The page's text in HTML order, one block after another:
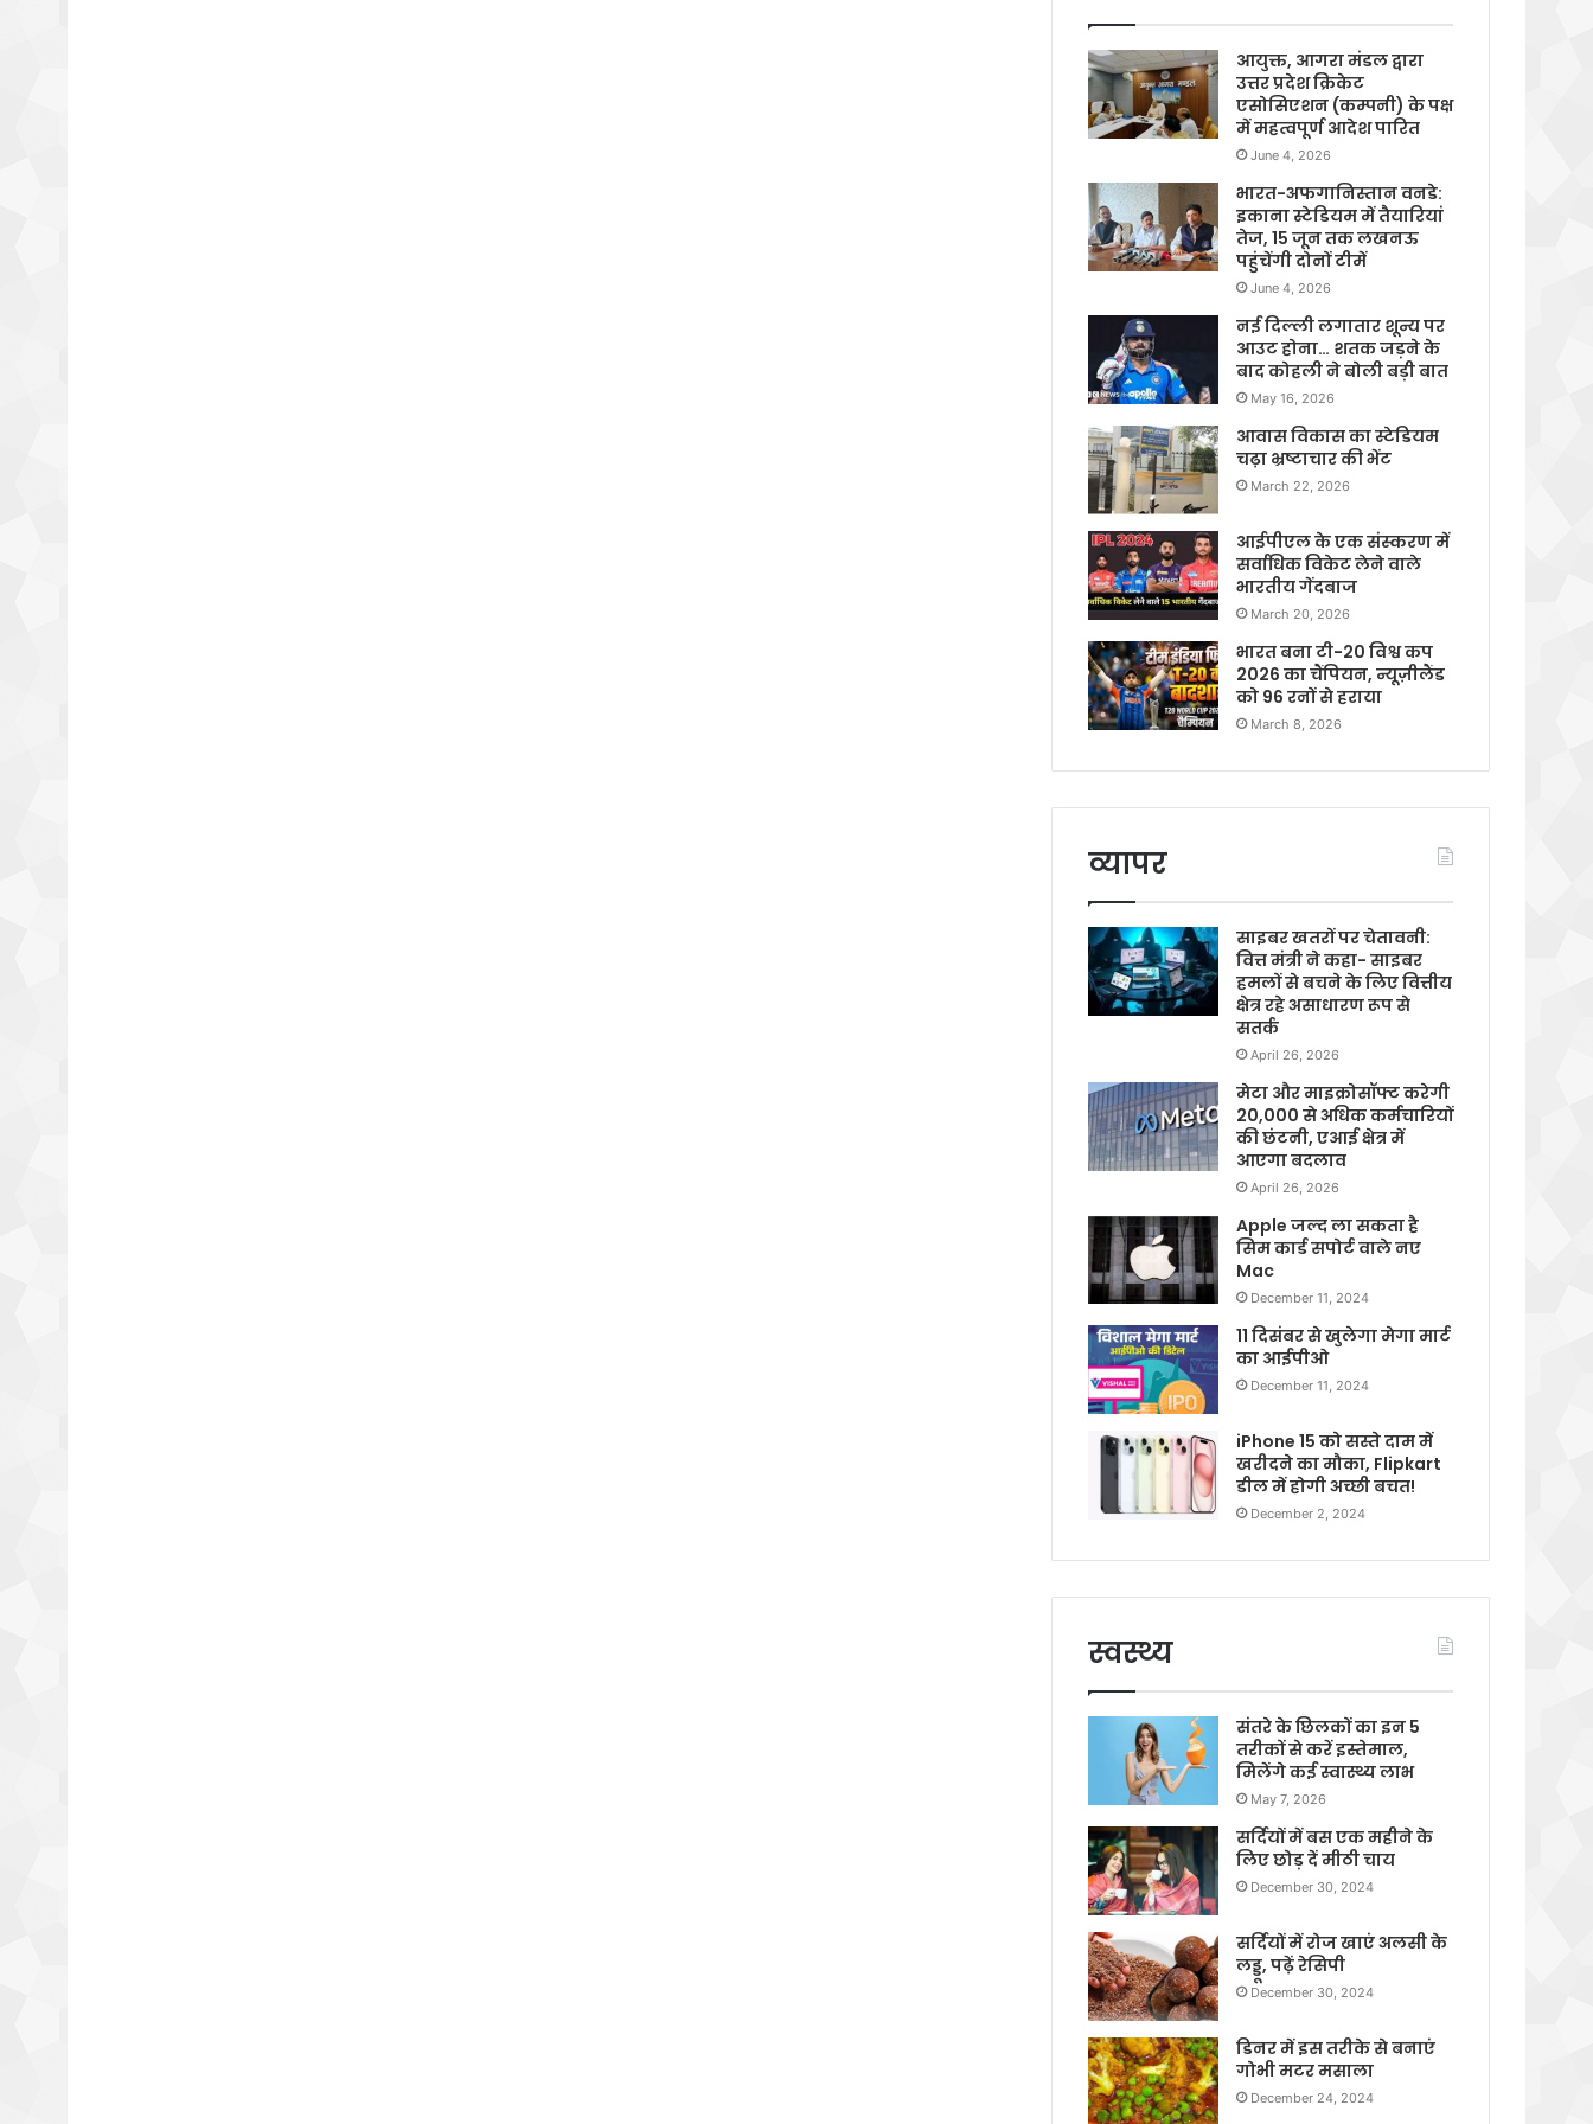
आयुक्त, आगरा मंडल द्वारा
उत्तर प्रदेश क्रिकेट
एसोसिएशन (कम्पनी) के पक्ष
में महत्वपूर्ण आदेश पारित
June 4, 2026
भारत-अफगानिस्तान वनडे:
इकाना स्टेडियम में तैयारियां
तेज, 15 जून तक लखनऊ
पहुंचेंगी दोनों टीमें
June 4, 2026
नई दिल्ली लगातार शून्य पर
आउट होना… शतक जड़ने के
बाद कोहली ने बोली बड़ी बात
May 16, 2026
आवास विकास का स्टेडियम
चढ़ा भ्रष्टाचार की भेंट
March 22, 2026
आईपीएल के एक संस्करण में
सर्वाधिक विकेट लेने वाले
भारतीय गेंदबाज
March 20, 2026
भारत बना टी-20 विश्व कप
2026 का चैंपियन, न्यूज़ीलैंड
को 96 रनों से हराया
March 8, 2026
व्यापर
साइबर खतरों पर चेतावनी:
वित्त मंत्री ने कहा- साइबर
हमलों से बचने के लिए वित्तीय
क्षेत्र रहे असाधारण रूप से
सतर्क
April 26, 2026
मेटा और माइक्रोसॉफ्ट करेगी
20,000 से अधिक कर्मचारियों
की छंटनी, एआई क्षेत्र में
आएगा बदलाव
April 26, 2026
Apple जल्द ला सकता है
सिम कार्ड सपोर्ट वाले नए
Mac
December 11, 2024
11 दिसंबर से खुलेगा मेगा मार्ट
का आईपीओ
December 11, 2024
iPhone 15 को सस्ते दाम में
खरीदने का मौका, Flipkart
डील में होगी अच्छी बचत!
December 2, 2024
स्वस्थ्य
संतरे के छिलकों का इन 5
तरीकों से करें इस्तेमाल,
मिलेंगे कई स्वास्थ्य लाभ
May 7, 2026
सर्दियों में बस एक महीने के
लिए छोड़ दें मीठी चाय
December 30, 2024
सर्दियों में रोज खाएं अलसी के
लड्डू, पढ़ें रेसिपी
December 30, 2024
डिनर में इस तरीके से बनाएं
गोभी मटर मसाला
December 24, 2024